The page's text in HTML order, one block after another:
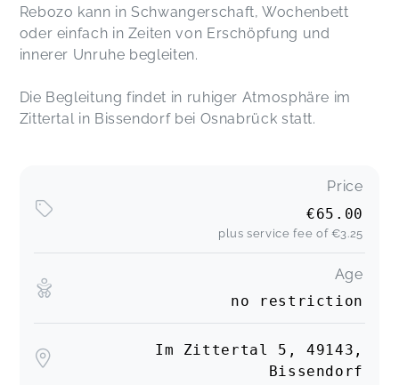
Rebozo kann in Schwangerschaft, Wochenbett
oder einfach in Zeiten von Erschöpfung und
innerer Unruhe begleiten.
Die Begleitung findet in ruhiger Atmosphäre im
Zittertal in Bissendorf bei Osnabrück statt.
Price
€65.00
plus service fee of €3.25
Age
no restriction
Im Zittertal 5, 49143,
Bissendorf